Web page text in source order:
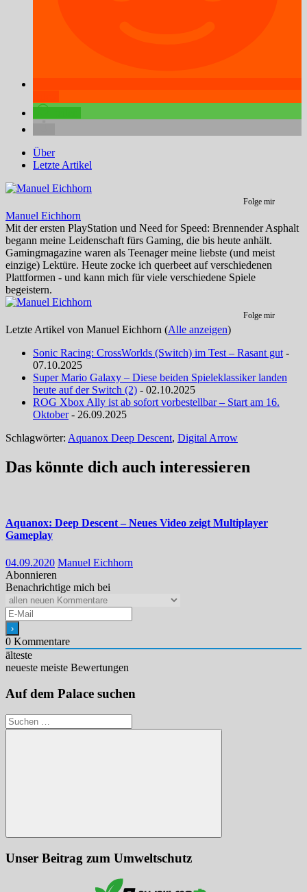
Über
Letzte Artikel
Folge mir
Manuel Eichhorn
Mit der ersten PlayStation und Need for Speed: Brennender Asphalt
begann meine Leidenschaft fürs Gaming, die bis heute anhält.
Gamingmagazine waren als Teenager meine liebste (und meist
einzige) Lektüre. Heute zocke ich querbeet auf verschiedenen
Plattformen - und kann mich für viele verschiedene Spiele
begeistern.
Folge mir
Letzte Artikel von Manuel Eichhorn (Alle anzeigen)
Sonic Racing: CrossWorlds (Switch) im Test – Rasant gut -
07.10.2025
Super Mario Galaxy – Diese beiden Spieleklassiker landen
heute auf der Switch (2) - 02.10.2025
ROG Xbox Ally ist ab sofort vorbestellbar – Start am 16.
Oktober- 26.09.2025
Schlagwörter: Aquanox Deep Descent, Digital Arrow
Das könnte dich auch interessieren
Aquanox: Deep Descent – Neues Video zeigt Multiplayer
Gameplay
04.09.2020 Manuel Eichhorn
Abonnieren
Benachrichtige mich bei
0 Kommentare
älteste
neueste meiste Bewertungen
Auf dem Palace suchen
Suchen
nach:
Suchen
Unser Beitrag zum Umweltschutz